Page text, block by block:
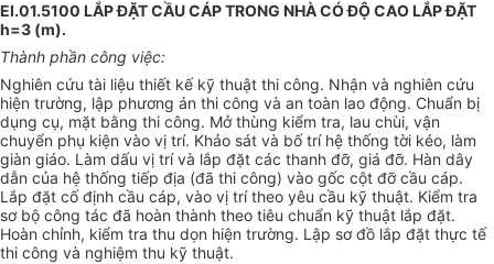
EI.01.5100 LẮP ĐẶT CẦU CÁP TRONG NHÀ CÓ ĐỘ CAO LẮP ĐẶT
h=3 (m).
Thành phần công việc:
Nghiên cứu tài liệu thiết kế kỹ thuật thi công. Nhận và nghiên cứu
hiện trường, lập phương án thi công và an toàn lao động. Chuẩn bị
dụng cụ, mặt bằng thi công. Mở thùng kiểm tra, lau chùi, vận
chuyển phụ kiện vào vị trí. Khảo sát và bố trí hệ thống tời kéo, làm
giàn giáo. Làm dấu vị trí và lắp đặt các thanh đỡ, giá đỡ. Hàn dây
dẫn của hệ thống tiếp địa (đã thi công) vào gốc cột đỡ cầu cáp.
Lắp đặt cố định cầu cáp, vào vị trí theo yêu cầu kỹ thuật. Kiểm tra
sơ bộ công tác đã hoàn thành theo tiêu chuẩn kỹ thuật lắp đặt.
Hoàn chỉnh, kiểm tra thu dọn hiện trường. Lập sơ đồ lắp đặt thực tế
thi công và nghiệm thu kỹ thuật.